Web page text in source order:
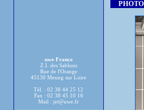
uwe France
Z.I. des Sablons
Rue de l'Orange
45130 Meung sur Loire
Tél. : 02 38 44 25 12
Fax : 02 38 45 10 16
Mail : jet@uwe.fr